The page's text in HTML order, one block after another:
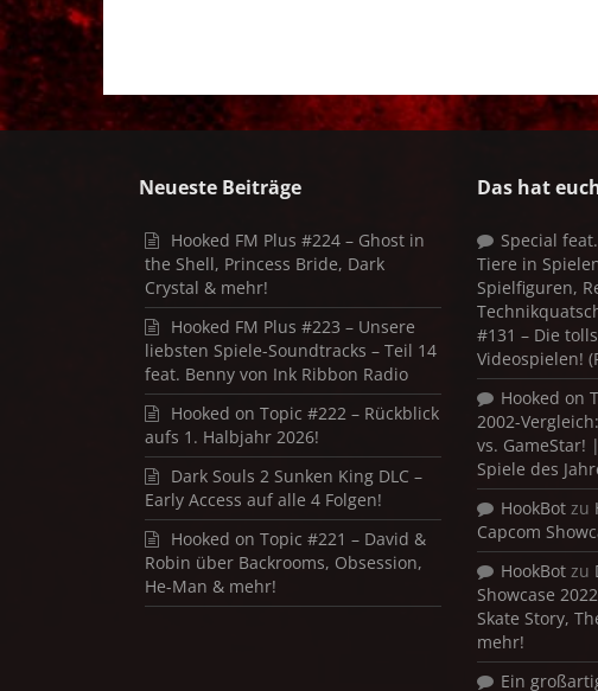
Neueste Beiträge
Hooked FM Plus #224 – Ghost in
the Shell, Princess Bride, Dark
Crystal & mehr!
Hooked FM Plus #223 – Unsere
liebsten Spiele-Soundtracks – Teil 14
feat. Benny von Ink Ribbon Radio
Hooked on Topic #222 – Rückblick
aufs 1. Halbjahr 2026!
Dark Souls 2 Sunken King DLC –
Early Access auf alle 4 Folgen!
Hooked on Topic #221 – David &
Robin über Backrooms, Obsession,
He-Man & mehr!
Das hat
Special
Tiere in
Spielfiguren,
#131 – Die
Videospielen!
Hooked on
2002-
vs. GameStar!
Spiele des
HookBot zu
Capcom
HookBot zu
Showcase
Skate Story,
mehr!
Ein